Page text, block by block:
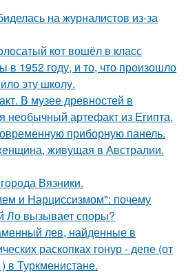
на журналистов из-за
кот вошёл в класс
в 1952 году, и то, что произошло
эту школу.
В музее древностей в
необычный артефакт из Египта,
приборную панель.
живущая в Австралии.
Вязники.
и Нарциссизмом": почему
Ло вызывает споры?
лев, найденные в
раскопках гонур - депе (от
в Туркменистане.